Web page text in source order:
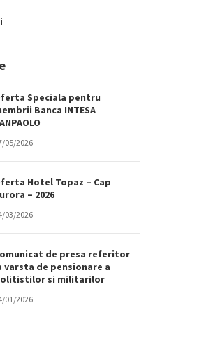
Speciala pentru
Banca INTESA
05/2026
Hotel Topaz – Cap
– 2026
03/2026
de presa referitor
varsta de pensionare a
si militarilor
01/2026